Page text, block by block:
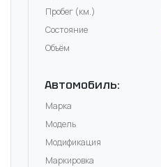
Пробег (км.)
Состояние
Объём
Автомобиль:
Марка
Модель
Модификация
Маркировка